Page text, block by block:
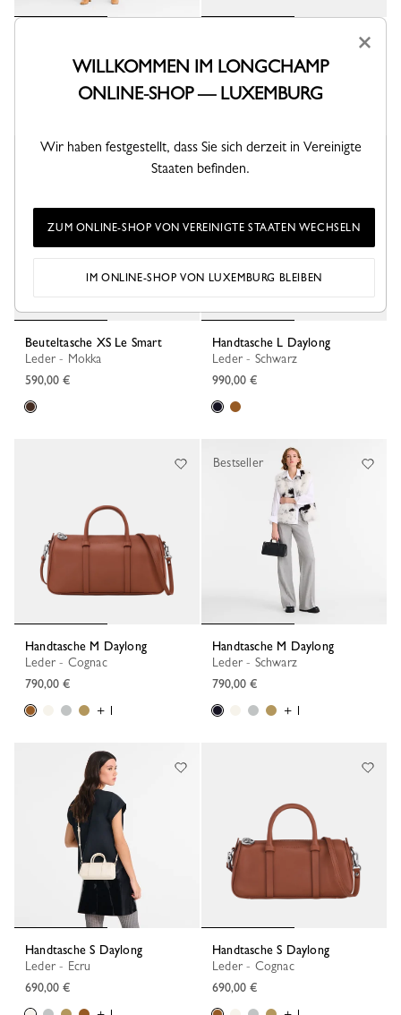
650,00 €
Beuteltasche XS Le Smart
Leder - Mokka
590,00 €
Handtasche L Daylong
Leder - Schwarz
990,00 €
Handtasche M Daylong
Leder - Cognac
790,00 €
+ 1
Handtasche M Daylong
Leder - Schwarz
790,00 €
+ 1
Bestseller
Handtasche S Daylong
Leder - Ecru
690,00 €
Handtasche S Daylong
Leder - Cognac
690,00 €
×
WILLKOMMEN IM LONGCHAMP
ONLINE-SHOP — LUXEMBURG
Wir haben festgestellt, dass Sie sich derzeit in Vereinigte
Staaten befinden.
ZUM ONLINE-SHOP VON VEREINIGTE STAATEN WECHSELN
IM ONLINE-SHOP VON LUXEMBURG BLEIBEN